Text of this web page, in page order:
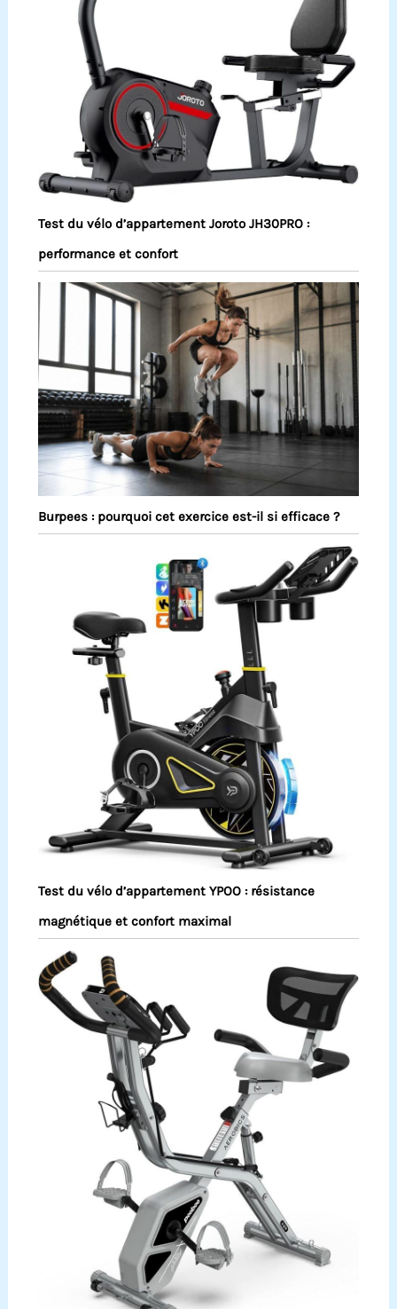
Test du vélo d’appartement Joroto JH30PRO :
performance et confort
Burpees : pourquoi cet exercice est-il si efficace ?
Test du vélo d’appartement YPOO : résistance
magnétique et confort maximal